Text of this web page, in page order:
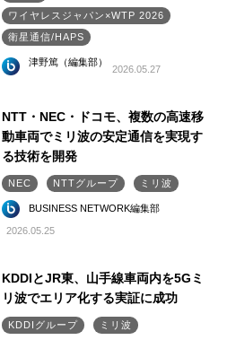
ワイヤレスジャパン×WTP 2026
衛星通信/HAPS
津野篤（編集部）
2026.05.27
NTT・NEC・ドコモ、複数の高速移
動車両でミリ波の安定通信を実現す
る技術を開発
NEC NTTグループ ミリ波
BUSINESS NETWORK編集部
2026.05.25
KDDIとJR東、山手線車両内を5Gミ
リ波でエリア化する実証に成功
KDDIグループ ミリ波